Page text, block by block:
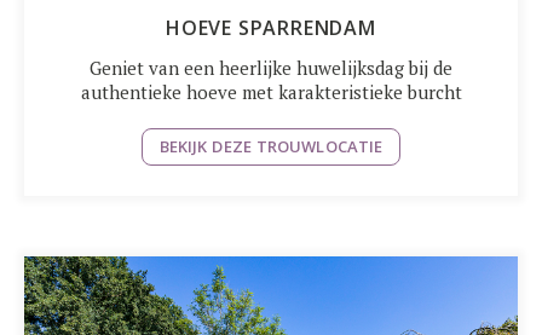
HOEVE SPARRENDAM
Geniet van een heerlijke huwelijksdag bij de
authentieke hoeve met karakteristieke burcht
BEKIJK DEZE TROUWLOCATIE